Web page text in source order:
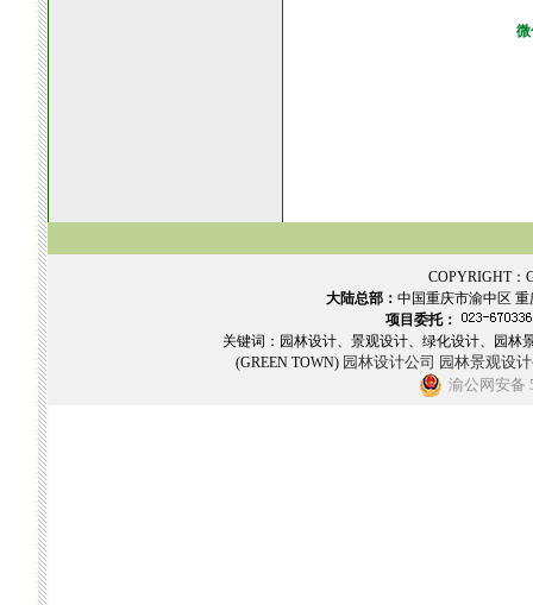
COPYRIGHT：
大陆总部： 中国重庆市渝中区
项目委托：
关键词：园林设计、景观设计、绿化设计、园林
(GREEN TOWN) 园林设计公司 园林景观设
渝公网安备